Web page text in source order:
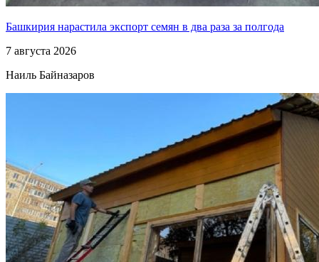
Башкирия нарастила экспорт семян в два раза за полгода
7 августа 2026
Наиль Байназаров